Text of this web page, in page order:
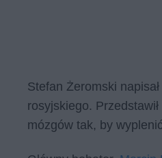
Stefan Żeromski napisał
rosyjskiego.
mózgów tak, by